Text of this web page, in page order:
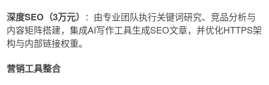
深度SEO（3万元） ：由专业团队执行关键词研究、竞品分析与
内容矩阵搭建，集成AI写作工具生成SEO文章，并优化HTTPS架
构与内部链接权重。
营销工具整合